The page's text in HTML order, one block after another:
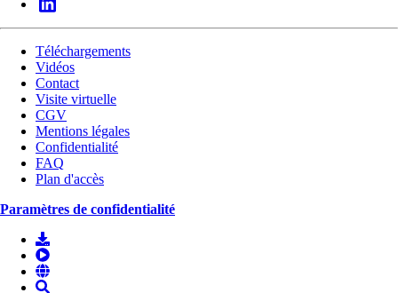
Téléchargements
Vidéos
Contact
Visite virtuelle
CGV
Mentions légales
Confidentialité
FAQ
Plan d'accès
Paramètres de confidentialité